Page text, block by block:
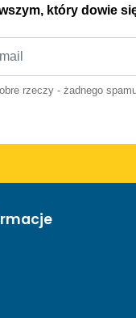
który dowie
rzeczy - żadnego